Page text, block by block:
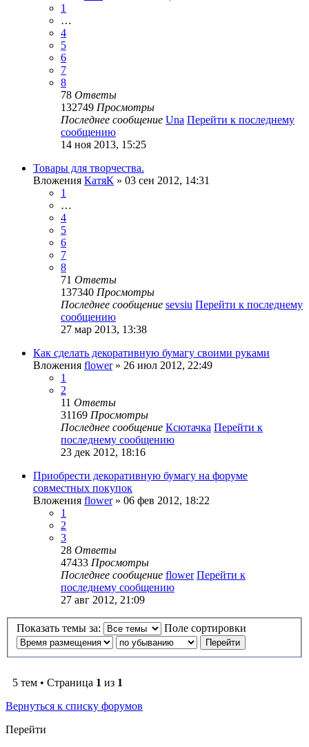
1
…
4
5
6
7
8
78 Ответы
132749 Просмотры
Последнее сообщение Una Перейти к последнему
сообщению
14 ноя 2013, 15:25
Товары для творчества.
Вложения КатяК » 03 сен 2012, 14:31
1
…
4
5
6
7
8
71 Ответы
137340 Просмотры
Последнее сообщение sevsiu Перейти к последнему
сообщению
27 мар 2013, 13:38
Как сделать декоративную бумагу своими руками
Вложения flower» 26 июл 2012, 22:49
1
2
11 Ответы
31169 Просмотры
Последнее сообщение Ксютачка Перейти к
последнему сообщению
23 дек 2012, 18:16
Приобрести декоративную бумагу на форуме
совместных покупок
Вложения flower» 06 фев 2012, 18:22
1
2
3
28 Ответы
47433 Просмотры
Последнее сообщение flower Перейти к
последнему сообщению
27 авг 2012, 21:09
Показать темы за: Поле сортировки
5 тем • Страница 1 из 1
Вернуться к списку форумов
Перейти